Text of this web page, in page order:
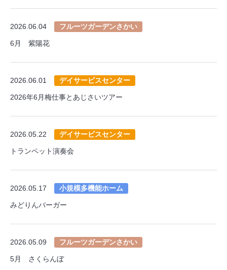
2026.06.04 フルーツガーデンさかい
6月 紫陽花
2026.06.01 デイサービスセンター
2026年6月梅仕事とあじさいツアー
2026.05.22 デイサービスセンター
トランペット演奏会
2026.05.17 小規模多機能ホーム
みどりんバーガー
2026.05.09 フルーツガーデンさかい
5月 さくらんぼ